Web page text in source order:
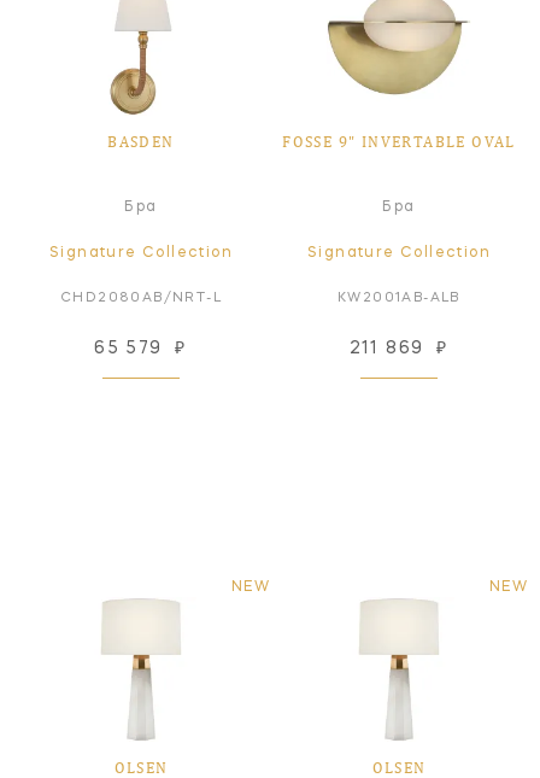
BASDEN
Бра
Signature Collection
CHD2080AB/NRT-L
65 579 ₽
FOSSE 9" INVERTABLE OVAL
Бра
Signature Collection
KW2001AB-ALB
211 869 ₽
NEW
OLSEN
NEW
OLSEN